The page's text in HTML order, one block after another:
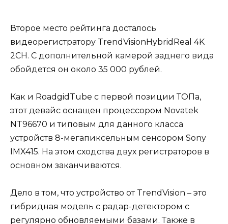
Второе место рейтинга досталось
видеорегистратору TrendVisionHybridReal 4K
2CH. С дополнительной камерой заднего вида
обойдется он около 35 000 рублей.
Как и RoadgidTube с первой позиции ТОПа,
этот девайс оснащен процессором Novatek
NT96670 и типовым для данного класса
устройств 8-мегапиксельным сенсором Sony
IMX415. На этом сходства двух регистраторов в
основном заканчиваются.
Дело в том, что устройство от TrendVision – это
гибридная модель с радар-детектором с
регулярно обновляемыми базами. Также в